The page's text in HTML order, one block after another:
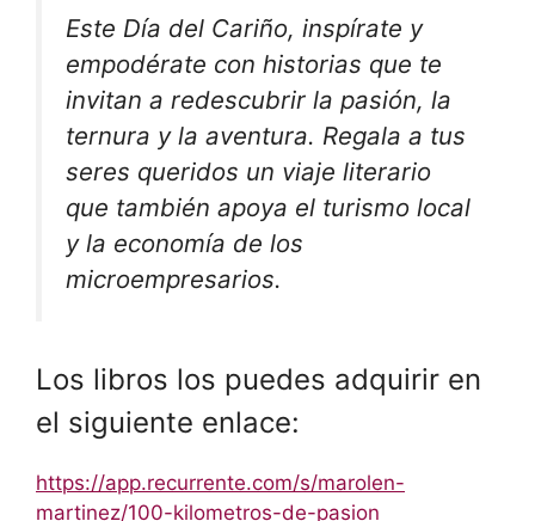
Este Día del Cariño, inspírate y
empodérate con historias que te
invitan a redescubrir la pasión, la
ternura y la aventura. Regala a tus
seres queridos un viaje literario
que también apoya el turismo local
y la economía de los
microempresarios.
Los libros los puedes adquirir en
el siguiente enlace:
https://app.recurrente.com/s/marolen-
martinez/100-kilometros-de-pasion